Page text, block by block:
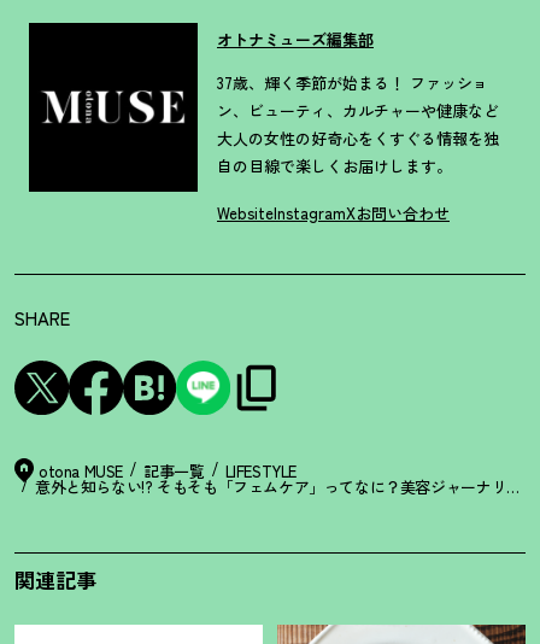
オトナミューズ編集部
37歳、輝く季節が始まる！ ファッショ
ン、ビューティ、カルチャーや健康など
大人の女性の好奇心をくすぐる情報を独
自の目線で楽しくお届けします。
WebsiteInstagramXお問い合わせ
SHARE
otona MUSE 記事一覧 LIFESTYLE
意外と知らない!? そもそも「フェムケア」ってなに？美容ジャーナリス
関連記事